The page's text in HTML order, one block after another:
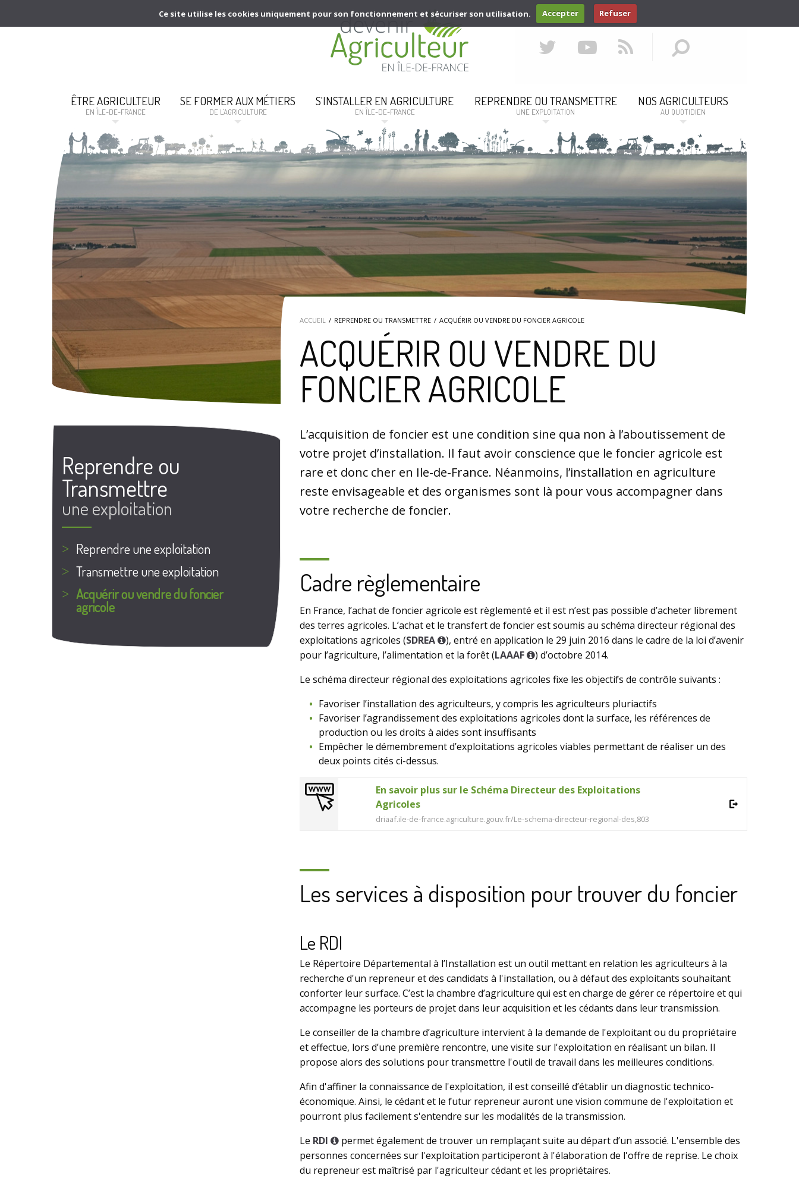
Ce site utilise les cookies uniquement pour son fonctionnement et sécuriser son utilisation. Accepter Refuser
ÊTRE AGRICULTEUR
EN ÎLE-DE-FRANCE
SE FORMER AUX MÉTIERS
DE L'AGRICULTURE
S'INSTALLER EN AGRICULTURE
EN ÎLE-DE-FRANCE
REPRENDRE OU TRANSMETTRE
UNE EXPLOITATION
NOS AGRICULTEURS
AU QUOTIDIEN
ACCUEIL REPRENDRE OU TRANSMETTRE ACQUÉRIR OU VENDRE DU FONCIER AGRICOLE
ACQUÉRIR OU VENDRE DU
FONCIER AGRICOLE
L’acquisition de foncier est une condition sine qua non à l’aboutissement de
votre projet d’installation. Il faut avoir conscience que le foncier agricole est
rare et donc cher en Ile-de-France. Néanmoins, l’installation en agriculture
reste envisageable et des organismes sont là pour vous accompagner dans
votre recherche de foncier.
Cadre règlementaire
En France, l’achat de foncier agricole est règlementé et il est n’est pas possible d’acheter librement
des terres agricoles. L’achat et le transfert de foncier est soumis au schéma directeur régional des
exploitations agricoles (SDREA
), entré en application le 29 juin 2016 dans le cadre de la loi d’avenir
pour l’agriculture, l’alimentation et la forêt (LAAAF
) d’octobre 2014.
Le schéma directeur régional des exploitations agricoles fixe les objectifs de contrôle suivants :
Favoriser l’installation des agriculteurs, y compris les agriculteurs pluriactifs
Favoriser l’agrandissement des exploitations agricoles dont la surface, les références de
production ou les droits à aides sont insuffisants
Empêcher le démembrement d’exploitations agricoles viables permettant de réaliser un des
deux points cités ci-dessus.
En savoir plus sur le Schéma Directeur des Exploitations
Agricoles
driaaf.ile-de-france.agriculture.gouv.fr/Le-schema-directeur-regional-des,803
Voir
Les services à disposition pour trouver du foncier
Le RDI
Le Répertoire Départemental à l’Installation est un outil mettant en relation les agriculteurs à la
recherche d'un repreneur et des candidats à l'installation, ou à défaut des exploitants souhaitant
conforter leur surface. C’est la chambre d’agriculture qui est en charge de gérer ce répertoire et qui
accompagne les porteurs de projet dans leur acquisition et les cédants dans leur transmission.
Le conseiller de la chambre d’agriculture intervient à la demande de l'exploitant ou du propriétaire
et effectue, lors d’une première rencontre, une visite sur l'exploitation en réalisant un bilan. Il
propose alors des solutions pour transmettre l'outil de travail dans les meilleures conditions.
Afin d'affiner la connaissance de l'exploitation, il est conseillé d’établir un diagnostic technico-
économique. Ainsi, le cédant et le futur repreneur auront une vision commune de l'exploitation et
pourront plus facilement s'entendre sur les modalités de la transmission.
Le RDI
permet également de trouver un remplaçant suite au départ d’un associé. L'ensemble des
personnes concernées sur l'exploitation participeront à l'élaboration de l'offre de reprise. Le choix
du repreneur est maîtrisé par l'agriculteur cédant et les propriétaires.
Reprendre ou
Transmettre
une exploitation
Reprendre une exploitation
Transmettre une exploitation
Acquérir ou vendre du foncier
agricole